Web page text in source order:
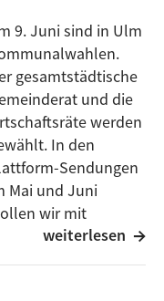
9. Juni sind in Ulm
gesamtstädtische
und die
werden
In den
Sendungen
Mai und Juni
wir mit
ins Gespräch
weiterlesen